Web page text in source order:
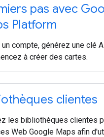
pas avec
Platform
un compte, générez une clé
à créer des cartes.
clientes
les bibliothèques clientes
Web Google Maps afin